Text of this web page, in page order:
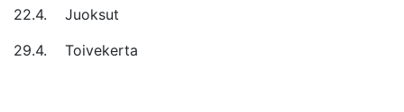
22.4. Juoksut
29.4. Toivekerta